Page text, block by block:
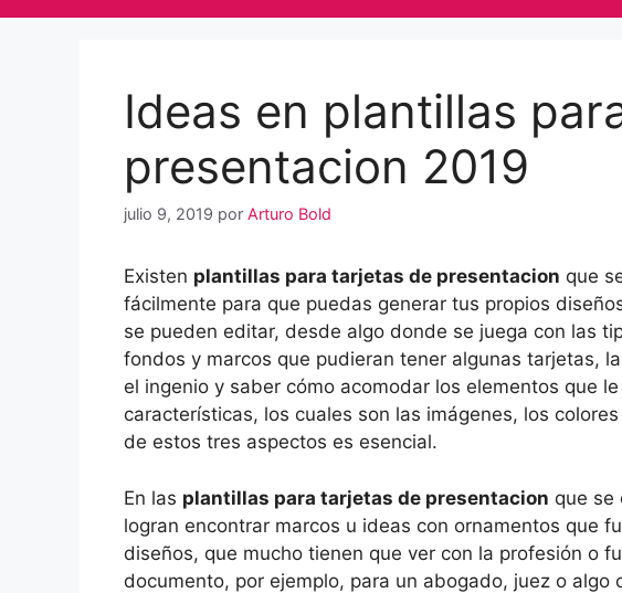
Ideas en plantillas
presentacion 2019
julio 9, 2019 por Arturo Bold
Existen plantillas para tarjetas de presentacion que
fácilmente para que puedas generar tus propios
se pueden editar, desde algo donde se juega con las
fondos y marcos que pudieran tener algunas tarjetas,
el ingenio y saber cómo acomodar los elementos que
características, los cuales son las imágenes, los
de estos tres aspectos es esencial.
En las plantillas para tarjetas de presentacion que se
logran encontrar marcos u ideas con ornamentos que
diseños, que mucho tienen que ver con la profesión o
documento, por ejemplo, para un abogado, juez o algo